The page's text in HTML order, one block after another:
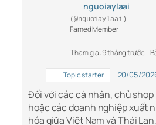
nguoiaylaai
(@nguoiaylaai)
Famed Member
Tham gia: 9 tháng trước
Topic starter 20/05/
Đối với các cá nhân, chủ
hoặc các doanh nghiệp xuất
hóa giữa Việt Nam và Thái